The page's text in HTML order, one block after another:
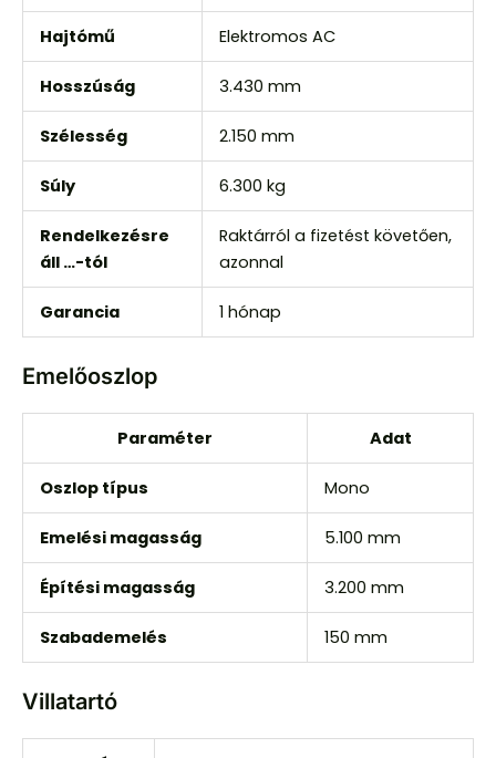
Hajtómű Elektromos AC
Hosszúság 3.430 mm
Szélesség 2.150 mm
Súly 6.300 kg
Rendelkezésre
áll …-tól
Raktárról a fizetést követően,
azonnal
Garancia 1 hónap
Emelőoszlop
Paraméter Adat
Oszlop típus Mono
Emelési magasság 5.100 mm
Építési magasság 3.200 mm
Szabademelés 150 mm
Villatartó